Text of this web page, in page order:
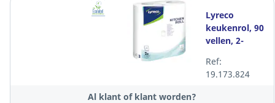
Lyreco
keukenrol, 90
vellen, 2-
pak van 2
rollen
Ref:
19.173.824
Al klant of klant worden?